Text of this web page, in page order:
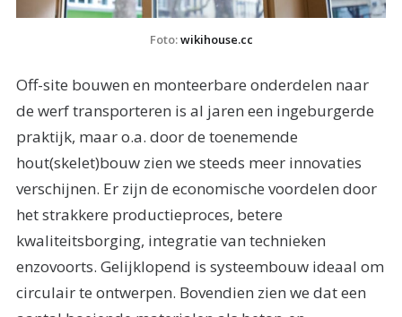
Foto: wikihouse.cc
Off-site bouwen en monteerbare onderdelen naar
de werf transporteren is al jaren een ingeburgerde
praktijk, maar o.a. door de toenemende
hout(skelet)bouw zien we steeds meer innovaties
verschijnen. Er zijn de economische voordelen door
het strakkere productieproces, betere
kwaliteitsborging, integratie van technieken
enzovoorts. Gelijklopend is systeembouw ideaal om
circulair te ontwerpen. Bovendien zien we dat een